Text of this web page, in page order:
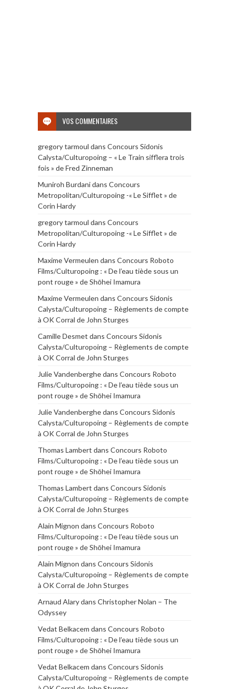
VOS COMMENTAIRES
gregory tarmoul dans Concours Sidonis
Calysta/Culturopoing – « Le Train sifflera trois
fois » de Fred Zinneman
Muniroh Burdanidans Concours
Metropolitan/Culturopoing -« Le Sifflet » de
Corin Hardy
gregory tarmoul dans Concours
Metropolitan/Culturopoing -« Le Sifflet » de
Corin Hardy
Maxime Vermeulen dans Concours Roboto
Films/Culturopoing : « De l’eau tiède sous un
pont rouge » de Shōhei Imamura
Maxime Vermeulen dans Concours Sidonis
Calysta/Culturopoing – Règlements de compte
à OK Corral de John Sturges
Camille Desmet dans Concours Sidonis
Calysta/Culturopoing – Règlements de compte
à OK Corral de John Sturges
Julie Vandenberghedans Concours Roboto
Films/Culturopoing : « De l’eau tiède sous un
pont rouge » de Shōhei Imamura
Julie Vandenberghedans Concours Sidonis
Calysta/Culturopoing – Règlements de compte
à OK Corral de John Sturges
Thomas Lambert dans Concours Roboto
Films/Culturopoing : « De l’eau tiède sous un
pont rouge » de Shōhei Imamura
Thomas Lambert dans Concours Sidonis
Calysta/Culturopoing – Règlements de compte
à OK Corral de John Sturges
Alain Mignon dans Concours Roboto
Films/Culturopoing : « De l’eau tiède sous un
pont rouge » de Shōhei Imamura
Alain Mignon dans Concours Sidonis
Calysta/Culturopoing – Règlements de compte
à OK Corral de John Sturges
Arnaud Alarydans Christopher Nolan – The
Odyssey
Vedat Belkacem dans Concours Roboto
Films/Culturopoing : « De l’eau tiède sous un
pont rouge » de Shōhei Imamura
Vedat Belkacem dans Concours Sidonis
Calysta/Culturopoing – Règlements de compte